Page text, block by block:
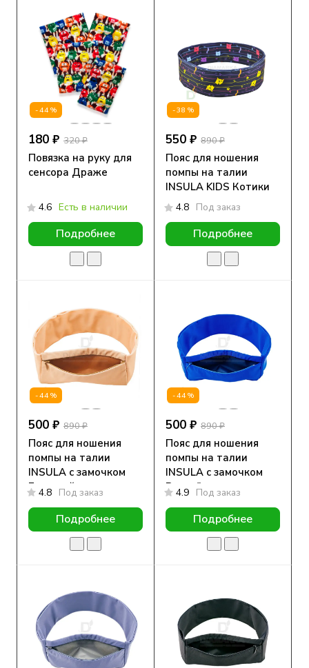
-44%
180 ₽ 320 ₽
Повязка на руку для
сенсора Драже
4.6 Есть в наличии
Подробнее
-38%
550 ₽ 890 ₽
Пояс для ношения
помпы на талии
INSULA KIDS Котики
4.8 Под заказ
Подробнее
-44%
500 ₽ 890 ₽
Пояс для ношения
помпы на талии
INSULA с замочком
Бежевый
4.8 Под заказ
Подробнее
-44%
500 ₽ 890 ₽
Пояс для ношения
помпы на талии
INSULA с замочком
Василёк
4.9 Под заказ
Подробнее